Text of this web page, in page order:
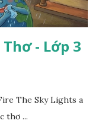
- Lớp 3
The Sky Lights a
thơ ...